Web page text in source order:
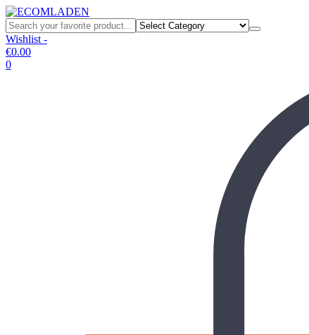
Wishlist -
€0.00
0